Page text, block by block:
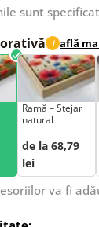
sunt
i află
Ramă – Stejar
natural
de la 68,79
lei
va fi